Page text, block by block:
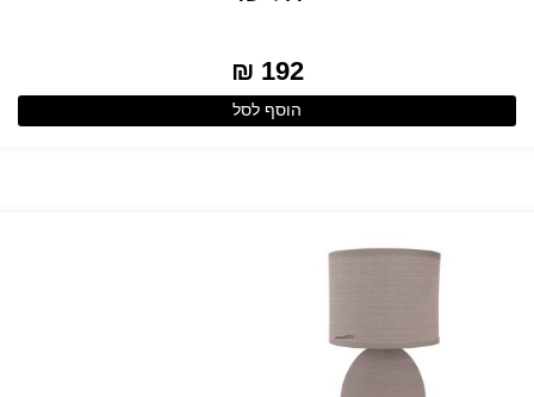
192 ₪
הוסף לסל